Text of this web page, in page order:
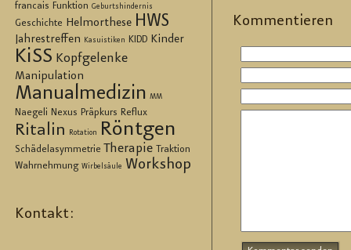
francais Funktion Geburtshindernis
Geschichte Helmorthese HWS
Jahrestreffen Kasuistiken KIDD Kinder
KiSS Kopfgelenke
Manipulation
Manualmedizin MM
Naegeli Nexus Präpkurs Reflux
Ritalin Rotation Röntgen
Schädelasymmetrie Therapie Traktion
Wahrnehmung Wirbelsäule Workshop
Kontakt:
Kom­men­tie­ren